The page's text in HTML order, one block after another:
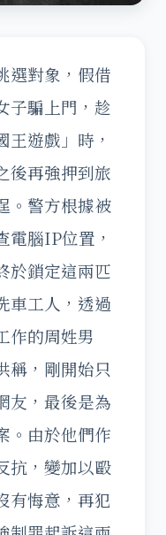
選對象，假借
子騙上門，趁
遊戲」時，
後再強押到旅
。警方根據被
電腦IP位置，
於鎖定這兩匹
車工人，透過
作的周姓男
稱，剛開始只
友，最後是為
。由於他們作
抗，變加以毆
有悔意，再犯